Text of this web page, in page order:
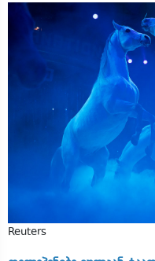
Reuters